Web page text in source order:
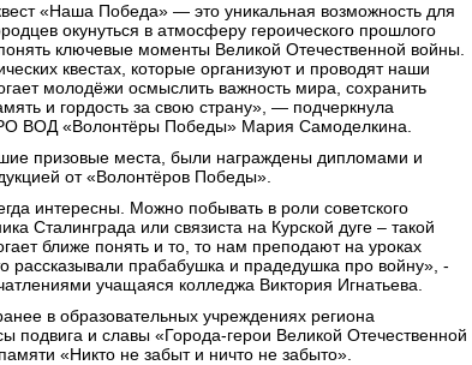
«Наша Победа» — это уникальная возможность для
окунуться в атмосферу героического прошлого
ключевые моменты Великой Отечественной войны.
квестах, которые организуют и проводят наши
молодёжи осмыслить важность мира, сохранить
и гордость за свою страну», — подчеркнула
ВОД «Волонтёры Победы» Мария Самоделкина.
призовые места, были награждены дипломами и
от «Волонтёров Победы».
интересны. Можно побывать в роли советского
Сталинграда или связиста на Курской дуге – такой
ближе понять и то, то нам преподают на уроках
рассказывали прабабушка и прадедушка про войну», -
учащаяся колледжа Виктория Игнатьева.
в образовательных учреждениях региона
подвига и славы «Города-герои Великой Отечественной
«Никто не забыт и ничто не забыто».